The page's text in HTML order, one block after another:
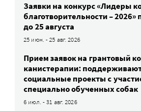
Заявки на конкурс «Лидеры
благотворительности –
до 25 августа
25 июн. - 25 авг. 2026
Прием заявок на грантовый
канистерапии:
социальные проекты с
специально обученных собак
6 июл. - 31 авг. 2026